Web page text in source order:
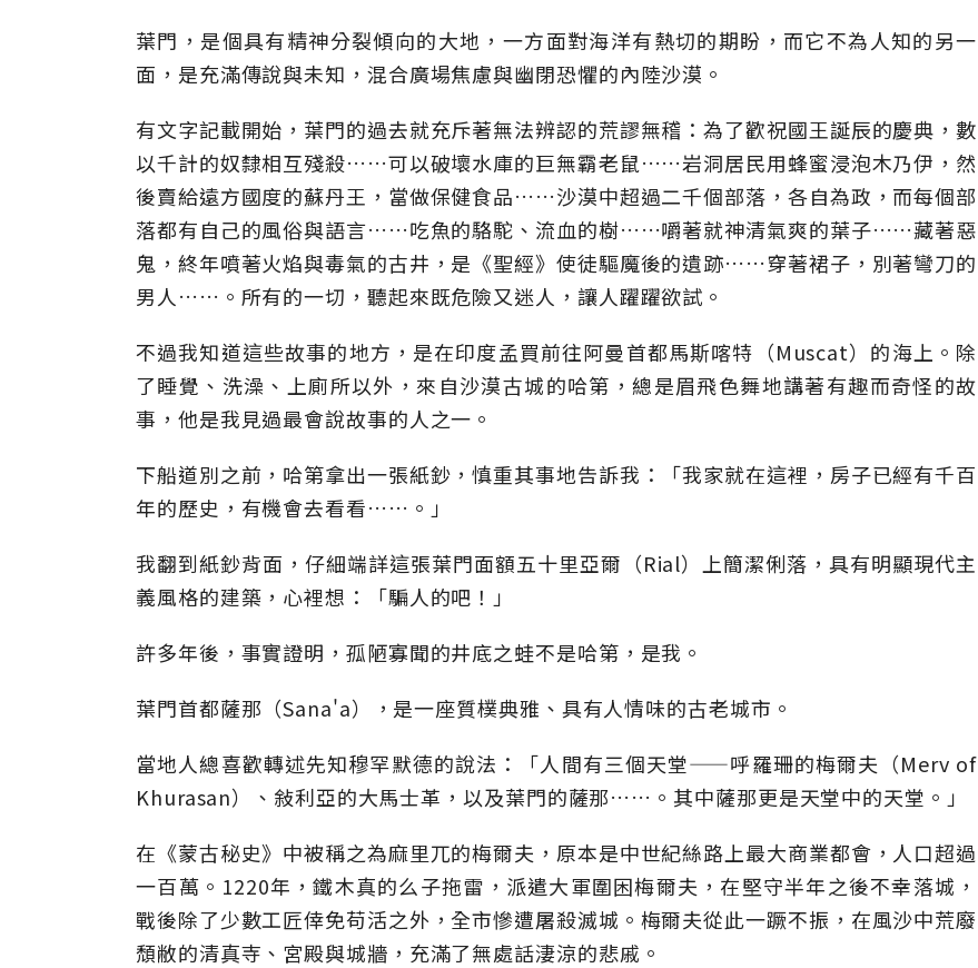
葉門，是個具有精神分裂傾向的大地，一方面對海洋有熱切的期盼，而它不為人知的另一
面，是充滿傳說與未知，混合廣場焦慮與幽閉恐懼的內陸沙漠。
有文字記載開始，葉門的過去就充斥著無法辨認的荒謬無稽：為了歡祝國王誕辰的慶典，數
以千計的奴隸相互殘殺……可以破壞水庫的巨無霸老鼠……岩洞居民用蜂蜜浸泡木乃伊，然
後賣給遠方國度的蘇丹王，當做保健食品……沙漠中超過二千個部落，各自為政，而每個部
落都有自己的風俗與語言……吃魚的駱駝、流血的樹……嚼著就神清氣爽的葉子……藏著惡
鬼，終年噴著火焰與毒氣的古井，是《聖經》使徒驅魔後的遺跡……穿著裙子，別著彎刀的
男人……。所有的一切，聽起來既危險又迷人，讓人躍躍欲試。
不過我知道這些故事的地方，是在印度孟買前往阿曼首都馬斯喀特（Muscat）的海上。除
了睡覺、洗澡、上廁所以外，來自沙漠古城的哈第，總是眉飛色舞地講著有趣而奇怪的故
事，他是我見過最會說故事的人之一。
下船道別之前，哈第拿出一張紙鈔，慎重其事地告訴我：「我家就在這裡，房子已經有千百
年的歷史，有機會去看看……。」
我翻到紙鈔背面，仔細端詳這張葉門面額五十里亞爾（Rial）上簡潔俐落，具有明顯現代主
義風格的建築，心裡想：「騙人的吧！」
許多年後，事實證明，孤陋寡聞的井底之蛙不是哈第，是我。
葉門首都薩那（Sana'a），是一座質樸典雅、具有人情味的古老城市。
當地人總喜歡轉述先知穆罕默德的說法：「人間有三個天堂——呼羅珊的梅爾夫（Merv of
Khurasan）、敍利亞的大馬士革，以及葉門的薩那……。其中薩那更是天堂中的天堂。」
在《蒙古秘史》中被稱之為麻里兀的梅爾夫，原本是中世紀絲路上最大商業都會，人口超過
一百萬。1220年，鐵木真的么子拖雷，派遣大軍圍困梅爾夫，在堅守半年之後不幸落城，
戰後除了少數工匠倖免苟活之外，全市慘遭屠殺滅城。梅爾夫從此一蹶不振，在風沙中荒廢
頹敝的清真寺、宮殿與城牆，充滿了無處話淒涼的悲戚。